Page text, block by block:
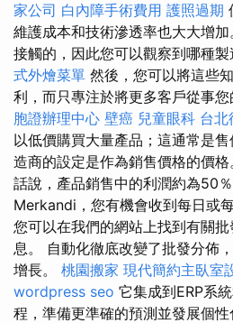
家公司 白內障手術費用 護照過期
維護成本和技術滲透率也大大增
接觸的，因此您可以觀察到哪種製
式外燴菜單 然後，您可以將這些
利，而只專注於將更多客戶從事您
胞證辦理中心 壁癌 兒童眼科 台北
以低價購買大量產品；這通常是
造商的設定是作為銷售價格的價格
話說，產品銷售中的利潤約為50％
Merkandi，您有機會收到每日或
您可以在我們的網站上找到有關
息。 自動化徹底改變了批發分佈
增長。 桃園搬家 現代簡約主臥室
wordpress seo 它集成到ERP系
程，準備更準確的預測並發展個性